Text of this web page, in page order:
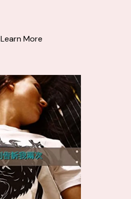
Learn More